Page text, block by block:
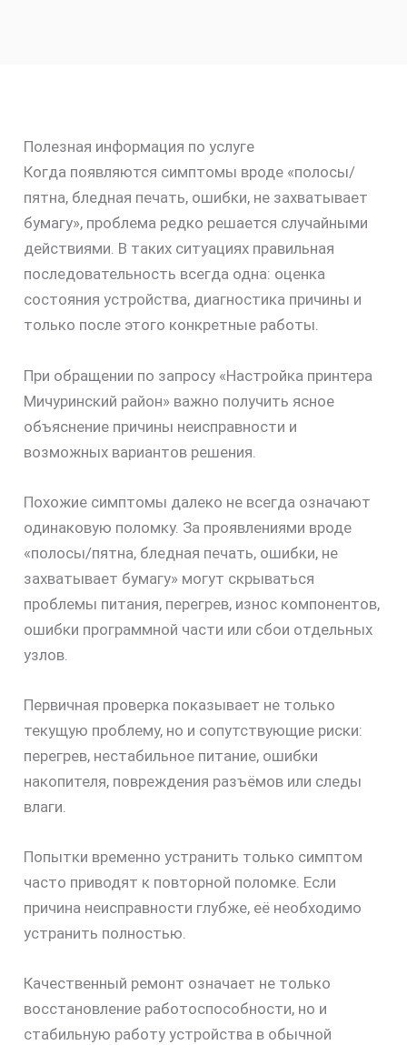
Полезная информация по услуге
Когда появляются симптомы вроде «полосы/
пятна, бледная печать, ошибки, не захватывает
бумагу», проблема редко решается случайными
действиями. В таких ситуациях правильная
последовательность всегда одна: оценка
состояния устройства, диагностика причины и
только после этого конкретные работы.
При обращении по запросу «Настройка принтера
Мичуринский район» важно получить ясное
объяснение причины неисправности и
возможных вариантов решения.
Похожие симптомы далеко не всегда означают
одинаковую поломку. За проявлениями вроде
«полосы/пятна, бледная печать, ошибки, не
захватывает бумагу» могут скрываться
проблемы питания, перегрев, износ компонентов,
ошибки программной части или сбои отдельных
узлов.
Первичная проверка показывает не только
текущую проблему, но и сопутствующие риски:
перегрев, нестабильное питание, ошибки
накопителя, повреждения разъёмов или следы
влаги.
Попытки временно устранить только симптом
часто приводят к повторной поломке. Если
причина неисправности глубже, её необходимо
устранить полностью.
Качественный ремонт означает не только
восстановление работоспособности, но и
стабильную работу устройства в обычной